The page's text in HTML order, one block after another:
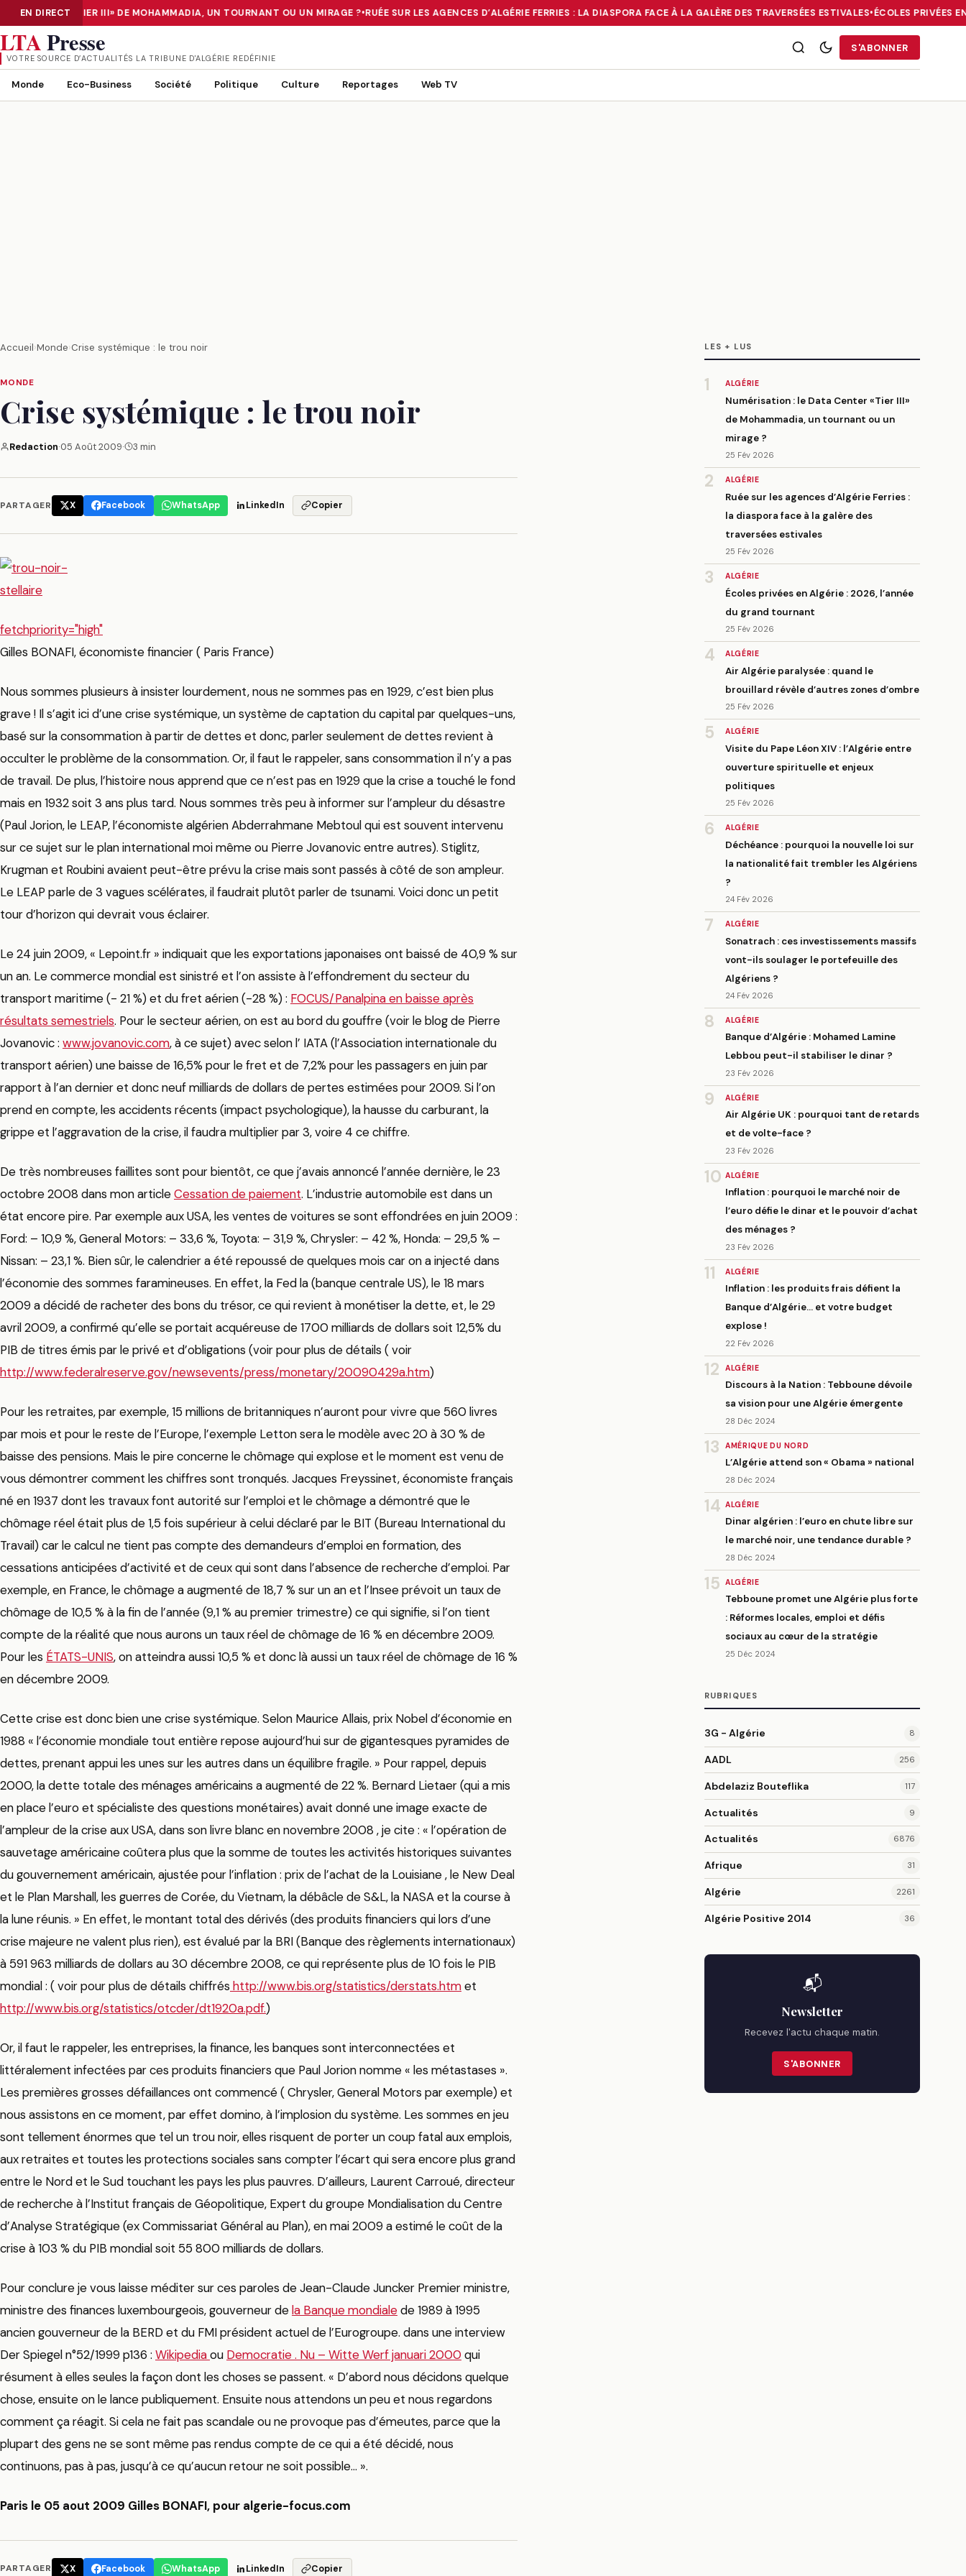
EN DIRECT
CENTER «TIER III» DE MOHAMMADIA, UN TOURNANT OU UN MIRAGE ?•RUÉE SUR LES AGENCES D’ALGÉRIE FERRIES : LA DIASPORA FACE À LA GALÈRE DES TRAVERSÉES ESTIVALES•ÉCOLES PRIVÉES EN
NUMÉRISATION : LE DATA CENTER «TIER III» DE MOHAMMADIA, UN TOURNANT OU UN MIRAGE ?•RUÉE SUR LES AGENCES D’ALGÉRIE FERRIES : LA DIASPORA FACE À LA GALÈRE DES TRAVERSÉES
LTAPresse
VOTRE SOURCE D’ACTUALITÉS LA TRIBUNE D'ALGÉRIE REDÉFINIE
S'ABONNER
Monde Eco-Business Société Politique Culture Reportages Web TV
Accueil›Monde›Crise systémique : le trou noir
MONDE
Crise systémique : le trou noir
Redaction·05 Août 2009· 3 min
PARTAGER X Facebook WhatsApp LinkedIn Copier
fetchpriority="high"
Gilles BONAFI, économiste financier ( Paris France)
Nous sommes plusieurs à insister lourdement, nous ne sommes pas en 1929, c’est bien plus
grave ! Il s’agit ici d’une crise systémique, un système de captation du capital par quelques-uns,
basé sur la consommation à partir de dettes et donc, parler seulement de dettes revient à
occulter le problème de la consommation. Or, il faut le rappeler, sans consommation il n’y a pas
de travail. De plus, l’histoire nous apprend que ce n’est pas en 1929 que la crise a touché le fond
mais en 1932 soit 3 ans plus tard. Nous sommes très peu à informer sur l’ampleur du désastre
(Paul Jorion, le LEAP, l’économiste algérien Abderrahmane Mebtoul qui est souvent intervenu
sur ce sujet sur le plan international moi même ou Pierre Jovanovic entre autres). Stiglitz,
Krugman et Roubini avaient peut-être prévu la crise mais sont passés à côté de son ampleur.
Le LEAP parle de 3 vagues scélérates, il faudrait plutôt parler de tsunami. Voici donc un petit
tour d’horizon qui devrait vous éclairer.
Le 24 juin 2009, « Lepoint.fr » indiquait que les exportations japonaises ont baissé de 40,9 % sur
un an. Le commerce mondial est sinistré et l’on assiste à l’effondrement du secteur du
transport maritime (- 21 %) et du fret aérien (-28 %) : FOCUS/Panalpina en baisse après
résultats semestriels. Pour le secteur aérien, on est au bord du gouffre (voir le blog de Pierre
Jovanovic : www.jovanovic.com, à ce sujet) avec selon l’ IATA (l’Association internationale du
transport aérien) une baisse de 16,5% pour le fret et de 7,2% pour les passagers en juin par
rapport à l’an dernier et donc neuf milliards de dollars de pertes estimées pour 2009. Si l’on
prend en compte, les accidents récents (impact psychologique), la hausse du carburant, la
grippe et l’aggravation de la crise, il faudra multiplier par 3, voire 4 ce chiffre.
De très nombreuses faillites sont pour bientôt, ce que j’avais annoncé l’année dernière, le 23
octobre 2008 dans mon articleCessation de paiement. L’industrie automobile est dans un
état encore pire. Par exemple aux USA, les ventes de voitures se sont effondrées en juin 2009 :
Ford: – 10,9 %, General Motors: – 33,6 %, Toyota: – 31,9 %, Chrysler: – 42 %, Honda: – 29,5 % –
Nissan: – 23,1 %. Bien sûr, le calendrier a été repoussé de quelques mois car on a injecté dans
l’économie des sommes faramineuses. En effet, la Fed la (banque centrale US), le 18 mars
2009 a décidé de racheter des bons du trésor, ce qui revient à monétiser la dette, et, le 29
avril 2009, a confirmé qu’elle se portait acquéreuse de 1700 milliards de dollars soit 12,5% du
PIB de titres émis par le privé et d’obligations (voir pour plus de détails ( voir
http://www.federalreserve.gov/newsevents/press/monetary/20090429a.htm)
Pour les retraites, par exemple, 15 millions de britanniques n’auront pour vivre que 560 livres
par mois et pour le reste de l’Europe, l’exemple Letton sera le modèle avec 20 à 30 % de
baisse des pensions. Mais le pire concerne le chômage qui explose et le moment est venu de
vous démontrer comment les chiffres sont tronqués. Jacques Freyssinet, économiste français
né en 1937 dont les travaux font autorité sur l’emploi et le chômage a démontré que le
chômage réel était plus de 1,5 fois supérieur à celui déclaré par le BIT (Bureau International du
Travail) car le calcul ne tient pas compte des demandeurs d’emploi en formation, des
cessations anticipées d’activité et de ceux qui sont dans l’absence de recherche d’emploi. Par
exemple, en France, le chômage a augmenté de 18,7 % sur un an et l’Insee prévoit un taux de
chômage de 10,5 % à la fin de l’année (9,1 % au premier trimestre) ce qui signifie, si l’on tient
compte de la réalité que nous aurons un taux réel de chômage de 16 % en décembre 2009.
Pour les ÉTATS-UNIS, on atteindra aussi 10,5 % et donc là aussi un taux réel de chômage de 16 %
en décembre 2009.
Cette crise est donc bien une crise systémique. Selon Maurice Allais, prix Nobel d’économie en
1988 « l’économie mondiale tout entière repose aujourd’hui sur de gigantesques pyramides de
dettes, prenant appui les unes sur les autres dans un équilibre fragile. » Pour rappel, depuis
2000, la dette totale des ménages américains a augmenté de 22 %. Bernard Lietaer (qui a mis
en place l’euro et spécialiste des questions monétaires) avait donné une image exacte de
l’ampleur de la crise aux USA, dans son livre blanc en novembre 2008 , je cite : « l’opération de
sauvetage américaine coûtera plus que la somme de toutes les activités historiques suivantes
du gouvernement américain, ajustée pour l’inflation : prix de l’achat de la Louisiane , le New Deal
et le Plan Marshall, les guerres de Corée, du Vietnam, la débâcle de S&L, la NASA et la course à
la lune réunis. » En effet, le montant total des dérivés (des produits financiers qui lors d’une
crise majeure ne valent plus rien), est évalué par la BRI (Banque des règlements internationaux)
à 591 963 milliards de dollars au 30 décembre 2008, ce qui représente plus de 10 fois le PIB
mondial : ( voir pour plus de détails chiffrés http://www.bis.org/statistics/derstats.htmet
http://www.bis.org/statistics/otcder/dt1920a.pdf.)
Or, il faut le rappeler, les entreprises, la finance, les banques sont interconnectées et
littéralement infectées par ces produits financiers que Paul Jorion nomme « les métastases ».
Les premières grosses défaillances ont commencé ( Chrysler, General Motors par exemple) et
nous assistons en ce moment, par effet domino, à l’implosion du système. Les sommes en jeu
sont tellement énormes que tel un trou noir, elles risquent de porter un coup fatal aux emplois,
aux retraites et toutes les protections sociales sans compter l’écart qui sera encore plus grand
entre le Nord et le Sud touchant les pays les plus pauvres. D’ailleurs, Laurent Carroué, directeur
de recherche à l’Institut français de Géopolitique, Expert du groupe Mondialisation du Centre
d’Analyse Stratégique (ex Commissariat Général au Plan), en mai 2009 a estimé le coût de la
crise à 103 % du PIB mondial soit 55 800 milliards de dollars.
Pour conclure je vous laisse méditer sur ces paroles de Jean-Claude Juncker Premier ministre,
ministre des finances luxembourgeois, gouverneur dela Banque mondialede 1989 à 1995
ancien gouverneur de la BERD et du FMI président actuel de l’Eurogroupe. dans une interview
Der Spiegel n°52/1999 p136 : Wikipediaou Democratie . Nu – Witte Werf januari 2000 qui
résument à elles seules la façon dont les choses se passent. « D’abord nous décidons quelque
chose, ensuite on le lance publiquement. Ensuite nous attendons un peu et nous regardons
comment ça réagit. Si cela ne fait pas scandale ou ne provoque pas d’émeutes, parce que la
plupart des gens ne se sont même pas rendus compte de ce qui a été décidé, nous
continuons, pas à pas, jusqu’à ce qu’aucun retour ne soit possible… ».
Paris le 05 aout 2009 Gilles BONAFI, pour algerie-focus.com
PARTAGER X Facebook WhatsApp LinkedIn Copier
LES + LUS
1 ALGÉRIE
Numérisation : le Data Center «Tier III»
de Mohammadia, un tournant ou un
mirage ?
25 Fév 2026
2 ALGÉRIE
Ruée sur les agences d’Algérie Ferries :
la diaspora face à la galère des
traversées estivales
25 Fév 2026
3 ALGÉRIE
Écoles privées en Algérie : 2026, l’année
du grand tournant
25 Fév 2026
4 ALGÉRIE
Air Algérie paralysée : quand le
brouillard révèle d’autres zones d’ombre
25 Fév 2026
5 ALGÉRIE
Visite du Pape Léon XIV : l’Algérie entre
ouverture spirituelle et enjeux
politiques
25 Fév 2026
6 ALGÉRIE
Déchéance : pourquoi la nouvelle loi sur
la nationalité fait trembler les Algériens
?
24 Fév 2026
7 ALGÉRIE
Sonatrach : ces investissements massifs
vont-ils soulager le portefeuille des
Algériens ?
24 Fév 2026
8 ALGÉRIE
Banque d’Algérie : Mohamed Lamine
Lebbou peut-il stabiliser le dinar ?
23 Fév 2026
9 ALGÉRIE
Air Algérie UK : pourquoi tant de retards
et de volte-face ?
23 Fév 2026
10 ALGÉRIE
Inflation : pourquoi le marché noir de
l’euro défie le dinar et le pouvoir d’achat
des ménages ?
23 Fév 2026
11 ALGÉRIE
Inflation : les produits frais défient la
Banque d’Algérie… et votre budget
explose !
22 Fév 2026
12 ALGÉRIE
Discours à la Nation : Tebboune dévoile
sa vision pour une Algérie émergente
28 Déc 2024
13 AMÉRIQUE DU NORD
L’Algérie attend son « Obama » national
28 Déc 2024
14 ALGÉRIE
Dinar algérien : l’euro en chute libre sur
le marché noir, une tendance durable ?
28 Déc 2024
15 ALGÉRIE
Tebboune promet une Algérie plus forte
: Réformes locales, emploi et défis
sociaux au cœur de la stratégie
25 Déc 2024
RUBRIQUES
3G - Algérie 8
AADL 256
Abdelaziz Bouteflika 117
Actualités 9
Actualités 6876
Afrique 31
Algérie 2261
Algérie Positive 2014 36
📬
Newsletter
Recevez l'actu chaque matin.
S'ABONNER